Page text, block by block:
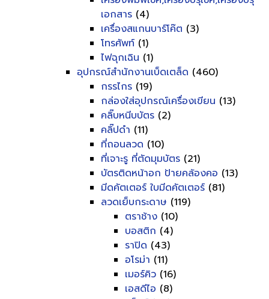
เอกสาร (4)
เครื่องสแกนบาร์โค๊ต (3)
โทรศัพท์ (1)
ไฟฉุกเฉิน (1)
อุปกรณ์สำนักงานเบ็ดเตล็ด (460)
กรรไกร (19)
กล่องใส่อุปกรณ์เครื่องเขียน (13)
คลิ๊บหนีบบัตร (2)
คลิ๊ปดำ (11)
ที่ถอนลวด (10)
ที่เจาะรู ที่ตัดมุมบัตร (21)
บัตรติดหน้าอก ป้ายคล้องคอ (13)
มีดคัตเตอร์ ใบมีดคัตเตอร์ (81)
ลวดเย็บกระดาษ (119)
ตราช้าง (10)
บอสติก (4)
ราปิด (43)
อโรม่า (11)
เมอร์คิว (16)
เอสดีไอ (8)